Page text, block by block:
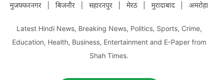
मुजफ्फरनगर बिजनौर सहारनपुर मेरठ मुरादाबाद अमरोहा
Latest Hindi News, Breaking News, Politics, Sports, Crime,
Education, Health, Business, Entertainment and E-Paper from
Shah Times.